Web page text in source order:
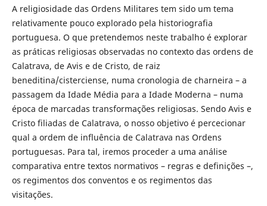
A religiosidade das Ordens Militares tem sido um tema
relativamente pouco explorado pela historiografia
portuguesa. O que pretendemos neste trabalho é explorar
as práticas religiosas observadas no contexto das ordens de
Calatrava, de Avis e de Cristo, de raiz
beneditina/cisterciense, numa cronologia de charneira – a
passagem da Idade Média para a Idade Moderna – numa
época de marcadas transformações religiosas. Sendo Avis e
Cristo filiadas de Calatrava, o nosso objetivo é percecionar
qual a ordem de influência de Calatrava nas Ordens
portuguesas. Para tal, iremos proceder a uma análise
comparativa entre textos normativos – regras e definições –,
os regimentos dos conventos e os regimentos das
visitações.